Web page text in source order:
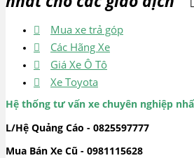
Mua xe trả góp
Các Hãng Xe
Giá Xe Ô Tô
Xe Toyota
Hệ thống tư vấn xe chuyên nghiệp
L/Hệ Quảng Cáo - 0825597777
Mua Bán Xe Cũ - 0981115628